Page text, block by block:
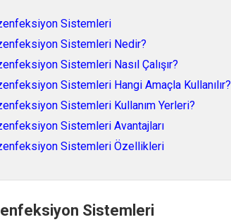
Sistemleri
Sistemleri Nedir?
Sistemleri Nasıl Çalışır?
Sistemleri Hangi Amaçla Kullanılır?
Sistemleri Kullanım Yerleri?
Sistemleri Avantajları
Sistemleri Özellikleri
Sistemleri